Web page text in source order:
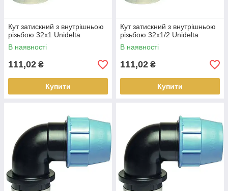
Кут затискний з внутрішньою
різьбою 32х1 Unidelta
В наявності
111,02 ₴
Купити
Кут затискний з внутрішньою
різьбою 32х1/2 Unidelta
В наявності
111,02 ₴
Купити